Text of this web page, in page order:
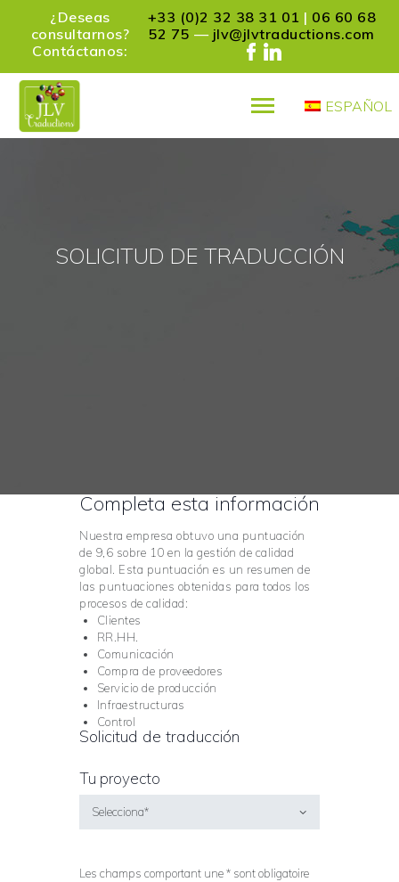
¿Deseas
consultarnos?
Contáctanos:
+33 (0)2 32 38 31 01 | 06 60 68
52 75 — jlv@jlvtraductions.com
ESPAÑOL
SOLICITUD DE TRADUCCIÓN
PRÉSENTATION
Completa esta información
Nuestra empresa obtuvo una puntuación
de 9,6 sobre 10 en la gestión de calidad
global. Esta puntuación es un resumen de
las puntuaciones obtenidas para todos los
procesos de calidad:
Clientes
RR.HH.
Comunicación
Compra de proveedores
Servicio de producción
Infraestructuras
Control
Solicitud de traducción
Tu proyecto
Les champs comportant une * sont obligatoire